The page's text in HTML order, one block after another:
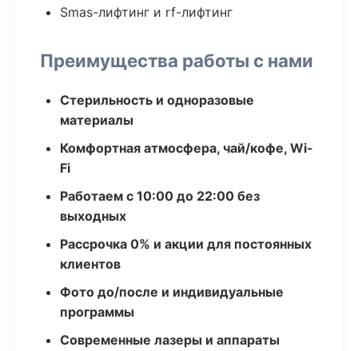
Smas-лифтинг и rf-лифтинг
Преимущества работы с нами
Стерильность и одноразовые
материалы
Комфортная атмосфера, чай/кофе, Wi-
Fi
Работаем с 10:00 до 22:00 без
выходных
Рассрочка 0% и акции для постоянных
клиентов
Фото до/после и индивидуальные
программы
Современные лазеры и аппараты